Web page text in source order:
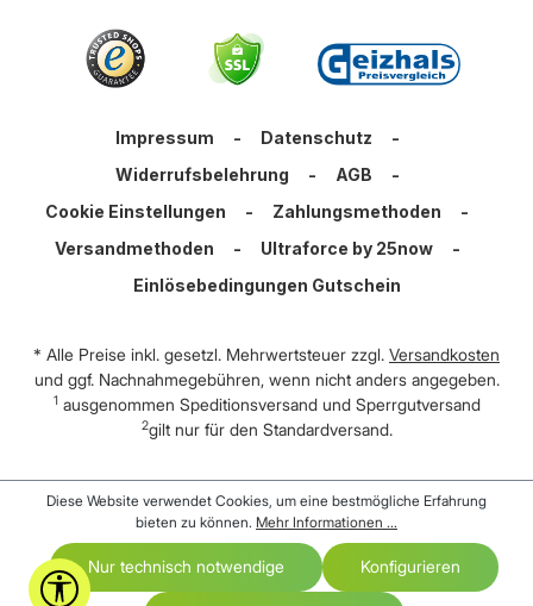
Impressum - Datenschutz
-
Widerrufsbelehrung
- AGB
-
Cookie Einstellungen
- Zahlungsmethoden
-
Versandmethoden
- Ultraforce by 25now
-
Einlösebedingungen Gutschein
* Alle Preise inkl. gesetzl. Mehrwertsteuer zzgl. Versandkosten
und ggf. Nachnahmegebühren, wenn nicht anders angegeben.
1 ausgenommen Speditionsversand und Sperrgutversand
2gilt nur für den Standardversand.
Werkzeugleiste anzeigen
Diese Website verwendet Cookies, um eine bestmögliche Erfahrung
bieten zu können. Mehr Informationen ...
Nur technisch notwendige Konfigurieren